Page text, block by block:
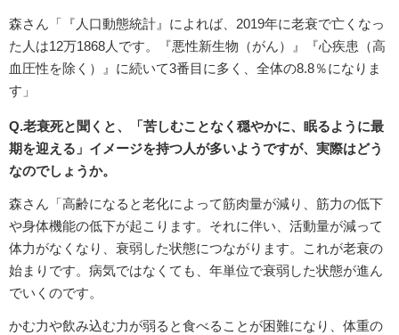
森さん「『人口動態統計』によれば、2019年に老衰で亡くなっ
た人は12万1868人です。『悪性新生物（がん）』『心疾患（高
血圧性を除く）』に続いて3番目に多く、全体の8.8％になりま
す」
Q.老衰死と聞くと、「苦しむことなく穏やかに、眠るように最
期を迎える」イメージを持つ人が多いようですが、実際はどう
なのでしょうか。
森さん「高齢になると老化によって筋肉量が減り、筋力の低下
や身体機能の低下が起こります。それに伴い、活動量が減って
体力がなくなり、衰弱した状態につながります。これが老衰の
始まりです。病気ではなくても、年単位で衰弱した状態が進ん
でいくのです。
かむ力や飲み込む力が弱ると食べることが困難になり、体重の